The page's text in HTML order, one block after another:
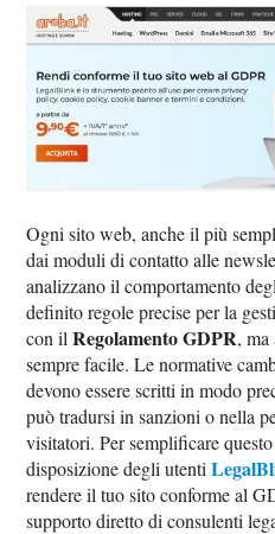
Ogni sito web, anche il più
dai moduli di contatto alle
analizzano il comportamento
definito regole precise per la
con ilRegolamento GDPR, ma
sempre facile. Le normative
devono essere scritti in modo
può tradursi in sanzioni o nella
visitatori. Per semplificare
disposizione degli utenti
rendere il tuo sito conforme al
supporto diretto di consulenti